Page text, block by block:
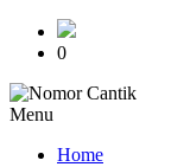
0
Menu
Home